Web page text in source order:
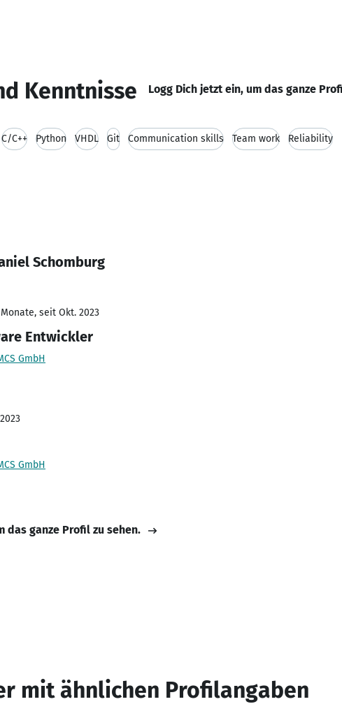
Kenntnisse Logg Dich jetzt ein, um das ganze
C/C++ Python VHDL Git Communication skills Team work Reliability
Schomburg
seit Okt. 2023
Entwickler
GmbH
GmbH
das ganze Profil zu sehen.
mit ähnlichen Profilangaben